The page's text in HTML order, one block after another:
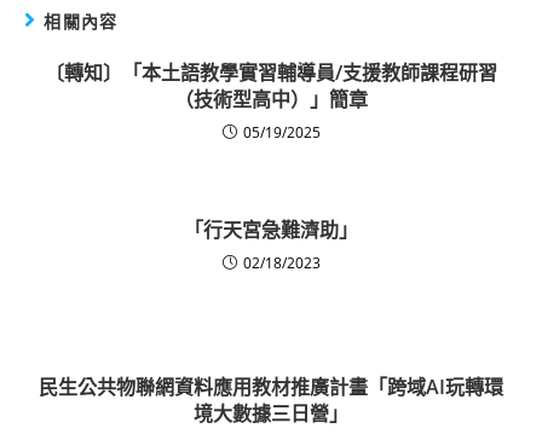
相關內容
〔轉知〕「本土語教學實習輔導員/支援教師課程研習
（技術型高中）」簡章
05/19/2025
「行天宮急難濟助」
02/18/2023
民生公共物聯網資料應用教材推廣計畫「跨域AI玩轉環
境大數據三日營」